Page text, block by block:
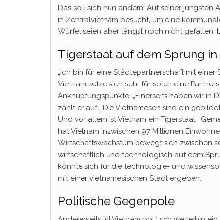
Das soll sich nun ändern: Auf seiner jüngsten
in Zentralvietnam besucht, um eine
Würfel seien aber längst noch nicht gefallen,
Tigerstaat auf dem Sprung
„Ich bin für eine Städtepartnerschaft mit
Vietnam setze sich sehr für solch eine
Anknüpfungspunkte: „Einerseits haben wir in
zählt er auf. „Die Vietnamesen sind ein
Und vor allem ist Vietnam ein Tigerstaat.“
hat Vietnam inzwischen 97 Millionen
Wirtschaftswachstum bewegt sich zwischen
wirtschaftlich und technologisch auf dem
könnte sich für die technologie- und
mit einer vietnamesischen Stadt ergeben.
Politische Gegenpole